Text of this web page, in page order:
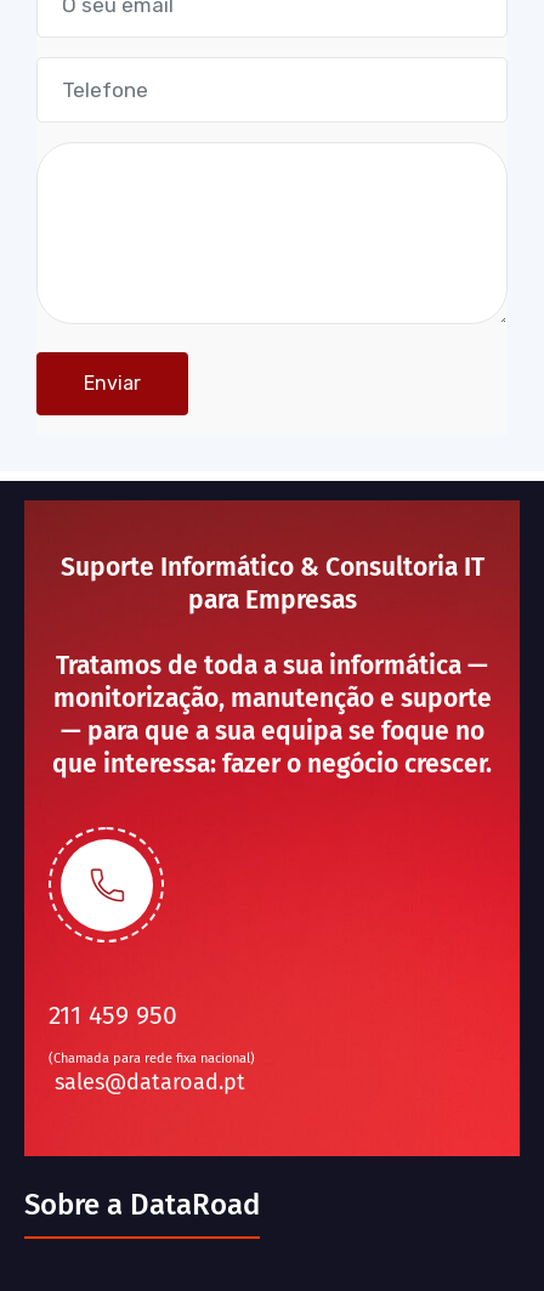
Suporte Informático & Consultoria IT
para Empresas
Tratamos de toda a sua informática —
monitorização, manutenção e suporte
— para que a sua equipa se foque no
que interessa: fazer o negócio crescer.
211 459 950
(Chamada para rede fixa nacional)
sales@dataroad.pt
Sobre a DataRoad